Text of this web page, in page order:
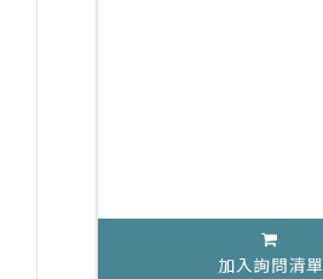
加入詢問清單